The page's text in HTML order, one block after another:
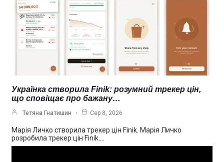
Українка створила Finik: розумний трекер цін,
що сповіщає про бажану…
Тетяна Гнатишин Сер 8, 2026
Марія Личко створила трекер цін Finik. Марія Личко
розробила трекер цін Finik.…